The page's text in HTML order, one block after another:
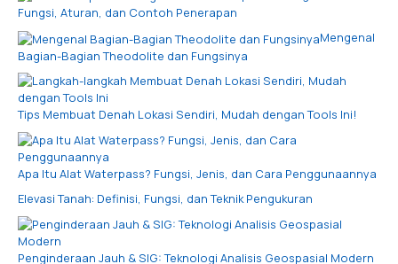
Fungsi, Aturan, dan Contoh Penerapan
Mengenal
Bagian-Bagian Theodolite dan Fungsinya
Tips Membuat Denah Lokasi Sendiri, Mudah dengan Tools Ini!
Apa Itu Alat Waterpass? Fungsi, Jenis, dan Cara Penggunaannya
Elevasi Tanah: Definisi, Fungsi, dan Teknik Pengukuran
Penginderaan Jauh & SIG: Teknologi Analisis Geospasial Modern